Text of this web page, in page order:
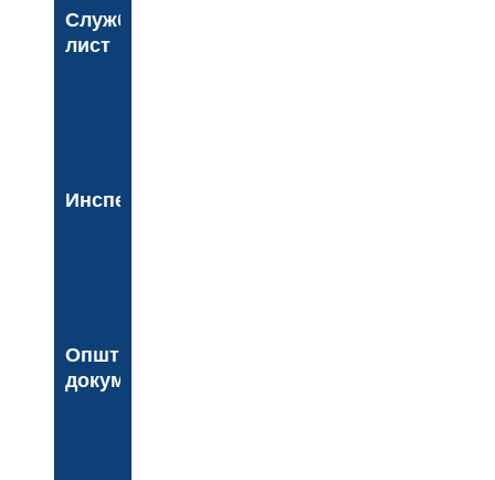
Службени
лист
Инспекција
Општинска
документа